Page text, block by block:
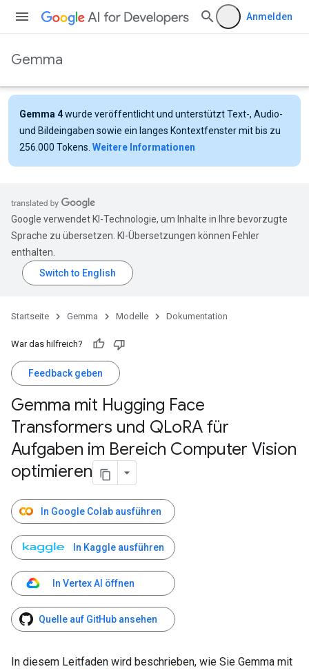
Anmelden
Gemma
Gemma 4wurde veröffentlicht und unterstützt Text-, Audio-
und Bildeingaben sowie ein langes Kontextfenster mit bis zu
256.000 Tokens. Weitere Informationen
Google verwendet KI-Technologie, um Inhalte in Ihre bevorzugte
Sprache zu übersetzen. KI-Übersetzungen können Fehler
enthalten.
Startseite Gemma Modelle Dokumentation
War das hilfreich?
Feedback geben
Gemma mit Hugging Face
Transformers und QLoRA für
Aufgaben im Bereich Computer Vision
optimieren
In Google Colab ausführen
In Kaggle ausführen
In Vertex AI öffnen
Quelle auf GitHub ansehen
In diesem Leitfaden wird beschrieben, wie Sie Gemma mit